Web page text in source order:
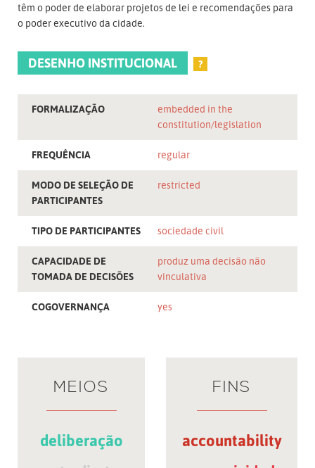
têm o poder de elaborar projetos de lei e recomendações para
o poder executivo da cidade.
DESENHO INSTITUCIONAL ?
FORMALIZAÇÃO
embedded in the
constitution/legislation
FREQUÊNCIA regular
MODO DE SELEÇÃO DE
PARTICIPANTES
restricted
TIPO DE PARTICIPANTES sociedade civil
CAPACIDADE DE
TOMADA DE DECISÕES
produz uma decisão não
vinculativa
COGOVERNANÇA yes
MEIOS
deliberação
FINS
accountability